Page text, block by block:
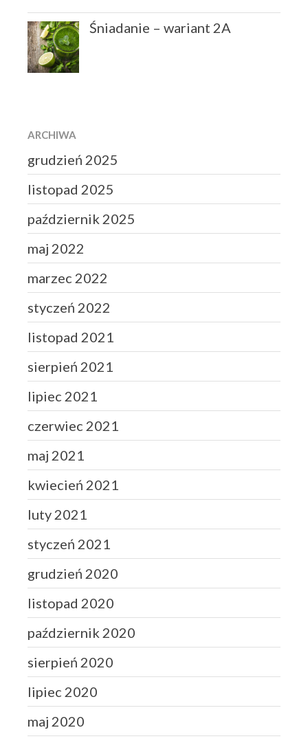
Śniadanie – wariant 2A
ARCHIWA
grudzień 2025
listopad 2025
październik 2025
maj 2022
marzec 2022
styczeń 2022
listopad 2021
sierpień 2021
lipiec 2021
czerwiec 2021
maj 2021
kwiecień 2021
luty 2021
styczeń 2021
grudzień 2020
listopad 2020
październik 2020
sierpień 2020
lipiec 2020
maj 2020